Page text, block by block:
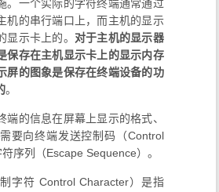
。一个实际的字符终端通常通过
机的串行端口上，而主机的显示
显示卡上的。 对于主机的显示器
保存在主机显示卡上的显示内存
屏的图象是保存在终端设备的功
。
端的信息在屏幕上显示的格式、
要向终端发送控制码（Control
序列（Escape Sequence）。
字符 Control Character）是指